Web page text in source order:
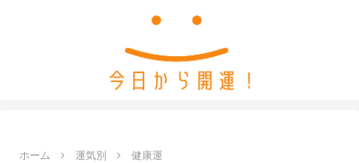
ホーム 運気別 健康運